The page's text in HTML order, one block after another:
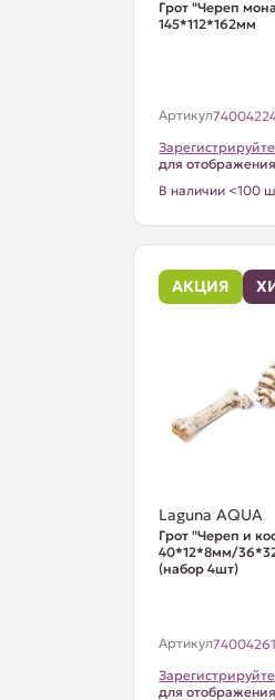
Грот "Череп
145*112*162мм
Артикул
для
В наличии <100
АКЦИЯ
Laguna AQUA
Грот "Череп и
40*12*8мм/
(набор 4шт)
Артикул
для